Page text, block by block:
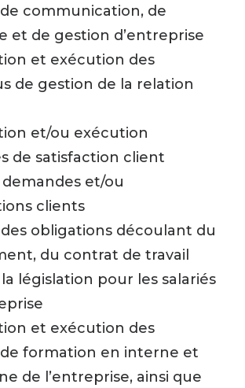
communication, de
et de gestion d’entreprise
et exécution des
de gestion de la relation
et/ou exécution
de satisfaction client
demandes et/ou
clients
obligations découlant du
du contrat de travail
législation pour les salariés
et exécution des
formation en interne et
de l’entreprise, ainsi que